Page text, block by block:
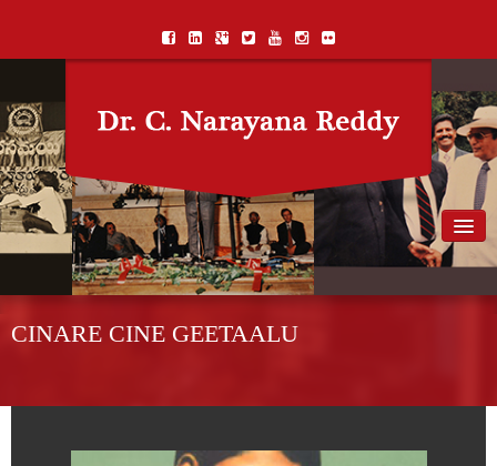
Home
Biography
CINARE CINE GEETAALU